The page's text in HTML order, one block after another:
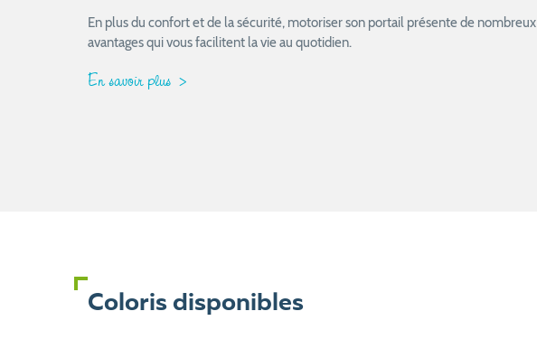
En plus du confort et de la sécurité, motoriser son portail présente de nombreux
avantages qui vous facilitent la vie au quotidien.
En savoir plus
Coloris disponibles